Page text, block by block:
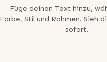
Füge deinen Text hinzu,
Farbe, Stil und Rahmen. Sieh
sofort.